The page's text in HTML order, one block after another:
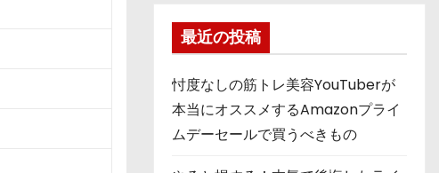
最近の投稿
忖度なしの筋トレ美容YouTuberが
本当にオススメするAmazonプライ
ムデーセールで買うべきもの